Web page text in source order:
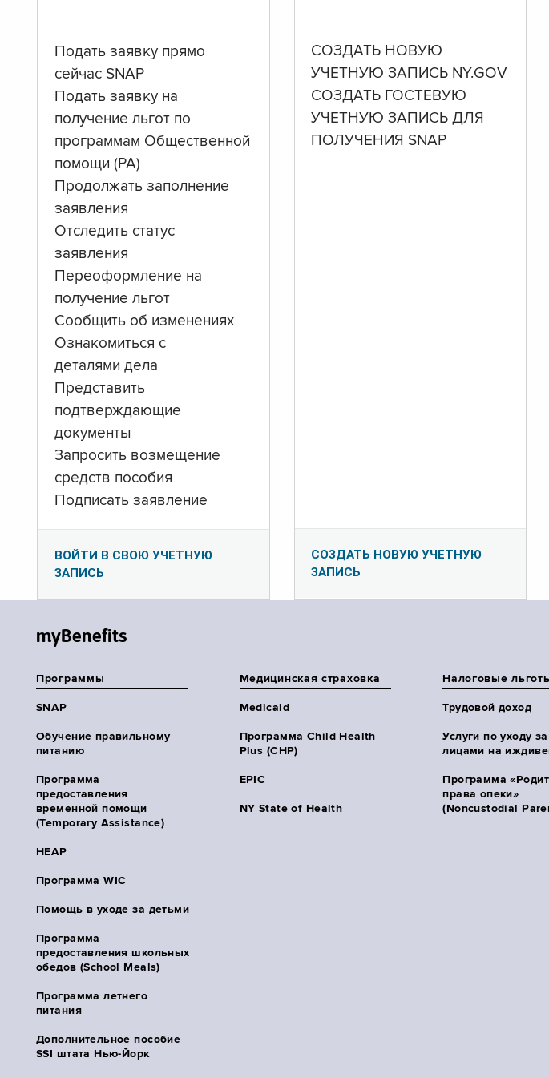
Подать заявку прямо
сейчас SNAP
Подать заявку на
получение льгот по
программам Общественной
помощи (PA)
Продолжать заполнение
заявления
Отследить статус
заявления
Переоформление на
получение льгот
Сообщить об изменениях
Ознакомиться с
деталями дела
Представить
подтверждающие
документы
Запросить возмещение
средств пособия
Подписать заявление
ВОЙТИ В СВОЮ УЧЕТНУЮ
ЗАПИСЬ
СОЗДАТЬ НОВУЮ
УЧЕТНУЮ ЗАПИСЬ NY.GOV
СОЗДАТЬ ГОСТЕВУЮ
УЧЕТНУЮ ЗАПИСЬ ДЛЯ
ПОЛУЧЕНИЯ SNAP
СОЗДАТЬ НОВУЮ УЧЕТНУЮ
ЗАПИСЬ
myBenefits
Программы
SNAP
Обучение правильному
питанию
Программа
предоставления
временной помощи
(Temporary Assistance)
HEAP
Программа WIC
Помощь в уходе за детьми
Программа
предоставления школьных
обедов (School Meals)
Программа летнего
питания
Дополнительное пособие
SSI штата Нью-Йорк
Медицинская страховка
Medicaid
Программа Child Health
Plus (CHP)
EPIC
NY State of Health
Налоговые
Трудовой доход
Услуги по уходу
лицами на
Программа
права опеки»
(Noncustodial